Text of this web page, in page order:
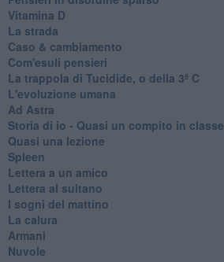
Vitamina D
La strada
Caso & cambiamento
Com'esuli pensieri
La trappola di Tucidide, o della 3ª C
L'evoluzione umana
Ad Astra
Storia di io - Quasi un compito in classe
Quasi una lezione
Spleen
Lettera a un amico
Lettera al sultano
I sogni del mattino
La calura
Armani
Nuvole